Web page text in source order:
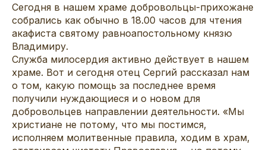
Сегодня в нашем храме добровольцы-прихожане
собрались как обычно в 18.00 часов для чтения
акафиста святому равноапостольному князю
Владимиру.
Служба милосердия активно действует в нашем
храме. Вот и сегодня отец Сергий рассказал нам
о том, какую помощь за последнее время
получили нуждающиеся и о новом для
добровольцев направлении деятельности. «Мы
христиане не потому, что мы постимся,
исполняем молитвенные правила, ходим в храм,